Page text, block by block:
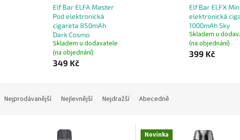
Elf Bar ELFA Master
Pod elektronická
cigareta 850mAh
Dark Cosmo
Skladem u dodavatele
(na objednání)
349 Kč
Elf Bar ELFX
elektronická
1000mAh Sky
Skladem u
(na objednání)
399 Kč
Nejprodávanější Nejlevnější Nejdražší Abecedně
Novinka